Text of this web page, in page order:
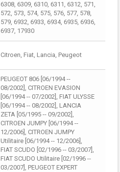
6308, 6309, 6310, 6311, 6312, 571,
572, 573, 574, 575, 576, 577, 578,
579, 6932, 6933, 6934, 6935, 6936,
6937, 17930
Citroen, Fiat, Lancia, Peugeot
PEUGEOT 806 [06/1994 --
08/2002], CITROEN EVASION
[06/1994 -- 07/2002], FIAT ULYSSE
[06/1994 -- 08/2002], LANCIA
ZETA [05/1995 -- 09/2002],
CITROEN JUMPY [06/1994 --
12/2006], CITROEN JUMPY
Utilitaire [06/1994 -- 12/2006],
FIAT SCUDO [02/1996 -- 03/2007],
FIAT SCUDO Utilitaire [02/1996 --
03/2007], PEUGEOT EXPERT